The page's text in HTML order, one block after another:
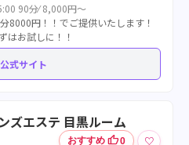
90分⁄ 8,000円～
8000円！！でご提供いたします！
はお試しに！！
公式サイト
ズエステ 目黒ルーム
おすすめ thumb_up0 ♡